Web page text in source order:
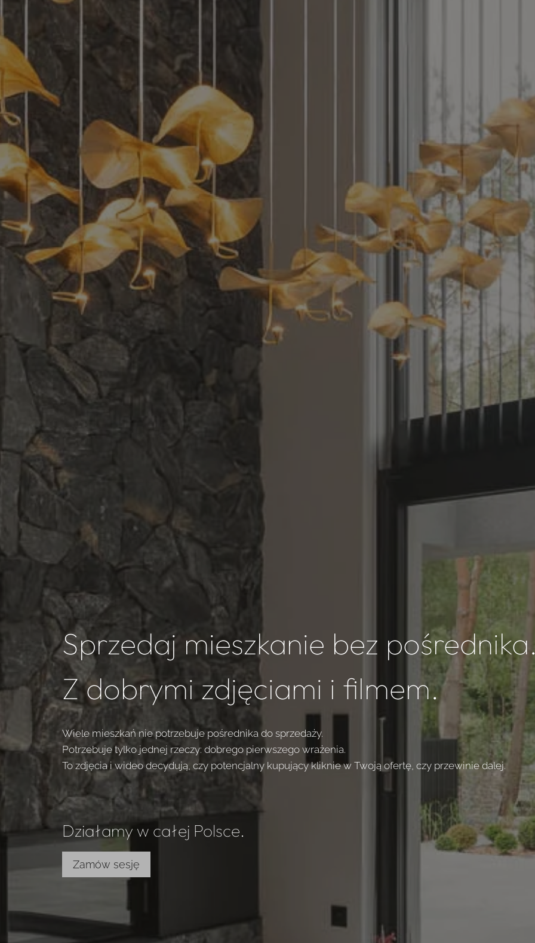
Sprzedaj mieszkanie bez
Z dobrymi zdjęciami i filmem.
Wiele mieszkań nie potrzebuje pośrednika do sprzedaży.
Potrzebuje tylko jednej rzeczy: dobrego pierwszego wrażenia.
To zdjęcia i wideo decydują, czy potencjalny kupujący kliknie w Twoją ofertę, czy przewinie dalej.
Działamy w całej Polsce.
Zamów sesję